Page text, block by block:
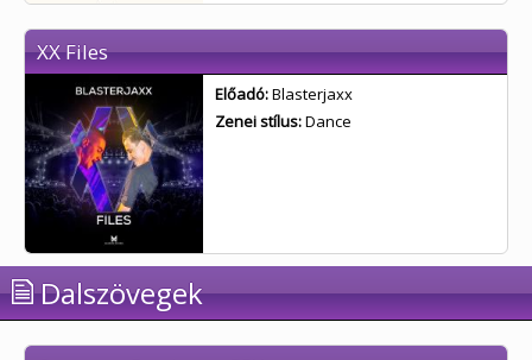
XX Files
Előadó:Blasterjaxx
Zenei stílus:Dance
Dalszövegek